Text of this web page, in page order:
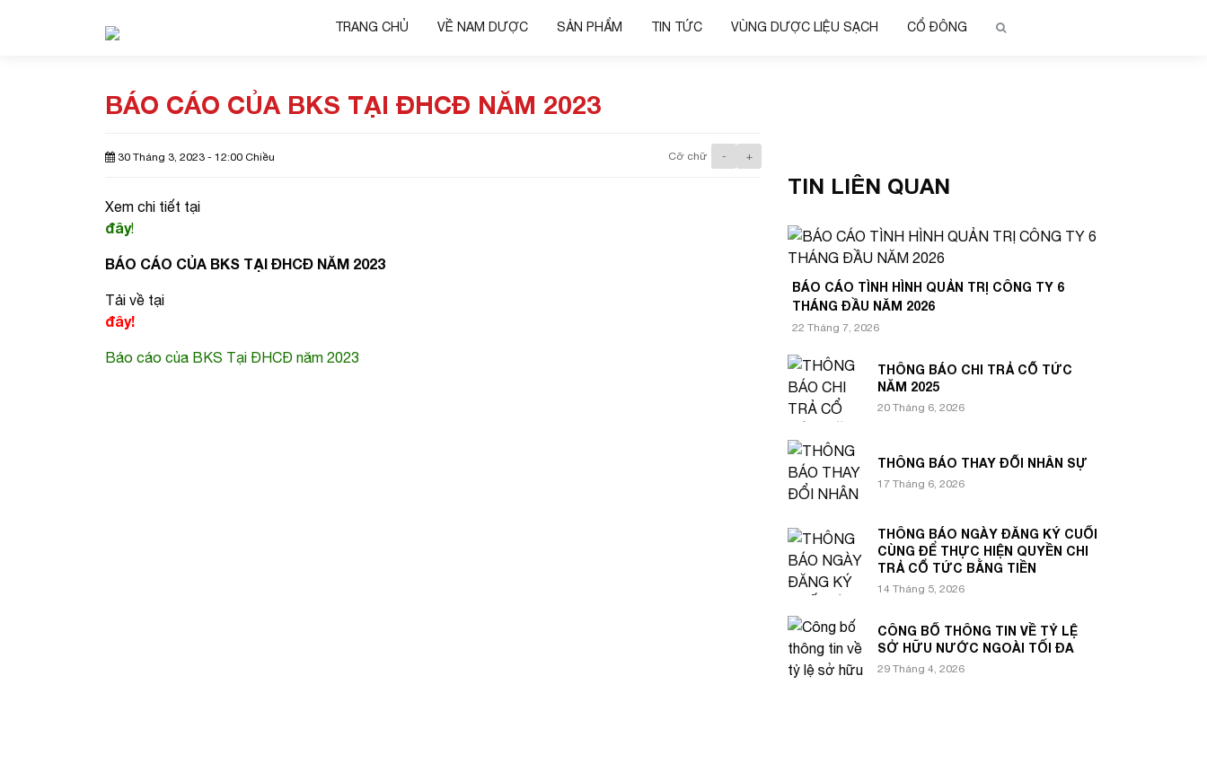
TRANG CHỦ VỀ NAM DƯỢC SẢN PHẨM TIN TỨC VÙNG DƯỢC LIỆU SẠCH CỔ ĐÔNG
BÁO CÁO CỦA BKS TẠI ĐHCĐ NĂM 2023
30 Tháng 3, 2023 - 12:00 Chiều Cỡ chữ - +
Xem chi tiết tại
đây!
BÁO CÁO CỦA BKS TẠI ĐHCĐ NĂM 2023
Tải về tại
đây!
Báo cáo của BKS Tại ĐHCĐ năm 2023
TIN LIÊN QUAN
BÁO CÁO TÌNH HÌNH QUẢN TRỊ CÔNG TY 6
THÁNG ĐẦU NĂM 2026
22 Tháng 7, 2026
THÔNG BÁO CHI TRẢ CỔ TỨC
NĂM 2025
20 Tháng 6, 2026
THÔNG BÁO THAY ĐỔI NHÂN SỰ
17 Tháng 6, 2026
THÔNG BÁO NGÀY ĐĂNG KÝ CUỐI
CÙNG ĐỂ THỰC HIỆN QUYỀN CHI
TRẢ CỔ TỨC BẰNG TIỀN
14 Tháng 5, 2026
CÔNG BỐ THÔNG TIN VỀ TỶ LỆ
SỞ HỮU NƯỚC NGOÀI TỐI ĐA
29 Tháng 4, 2026